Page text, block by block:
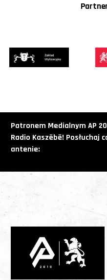
Patronem Medialnym AP
Radio Kaszëbë! Posłuchaj
antenie: